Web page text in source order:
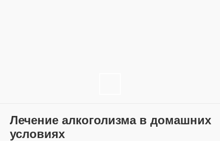
Лечение алкоголизма в домашних
условиях